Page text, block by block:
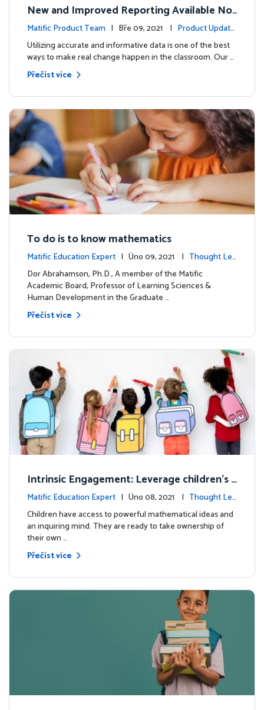
New and Improved Reporting Available No
w!
Matific Product Team | Bře 09, 2021 | Product Update
sUtilizing accurate and informative data is one of the best
ways to make real change happen in the classroom. Our …
Přečíst více
To do is to know mathematics
Matific Education Expert | Úno 09, 2021 | Thought Lea
dership
Dor Abrahamson, Ph.D., A member of the Matific
Academic Board, Professor of Learning Sciences &
Human Development in the Graduate …
Přečíst více
Intrinsic Engagement: Leverage children's
mathematical potential and inquiring mind
Matific Education Expert | Úno 08, 2021 | Thought Lea
dership
Children have access to powerful mathematical ideas and
an inquiring mind. They are ready to take ownership of
their own …
Přečíst více